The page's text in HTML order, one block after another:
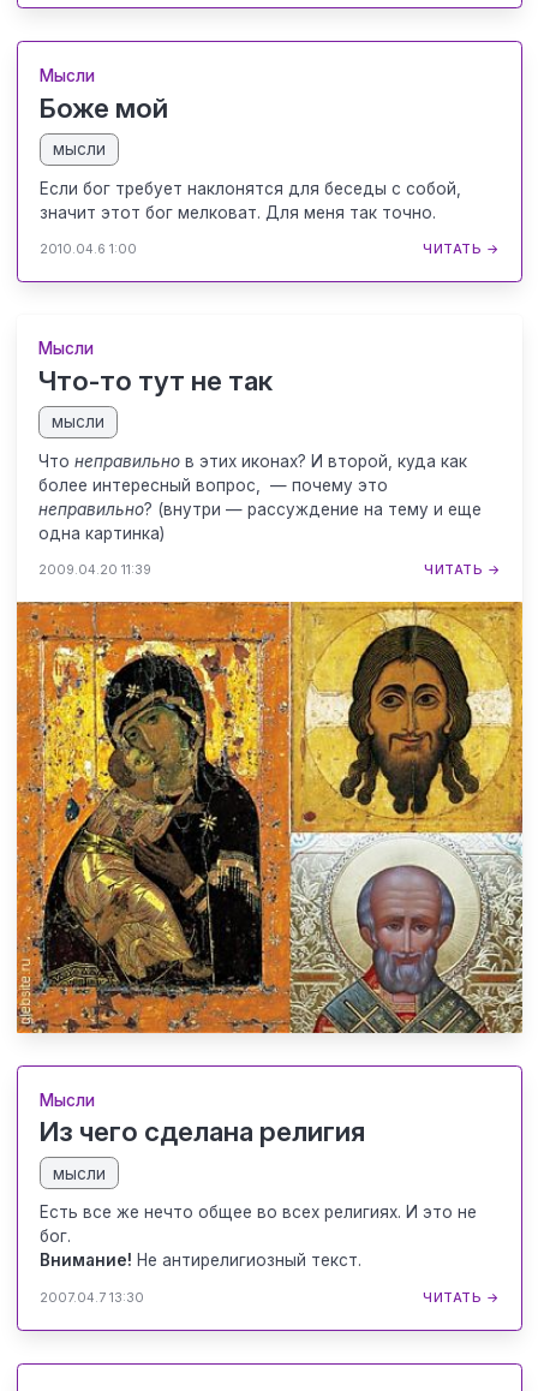
Мысли
Боже мой
мысли
Если бог требует наклонятся для беседы с собой,
значит этот бог мелковат. Для меня так точно.
2010.04.6 1:00 ЧИТАТЬ →
Мысли
Что-то тут не так
мысли
Что неправильнов этих иконах? И второй, куда как
более интересный вопрос, — почему это
неправильно? (внутри — рассуждение на тему и еще
одна картинка)
2009.04.20 11:39 ЧИТАТЬ →
Мысли
Из чего сделана религия
мысли
Есть все же нечто общее во всех религиях. И это не
бог.
Внимание! Не антирелигиозный текст.
2007.04.7 13:30 ЧИТАТЬ →